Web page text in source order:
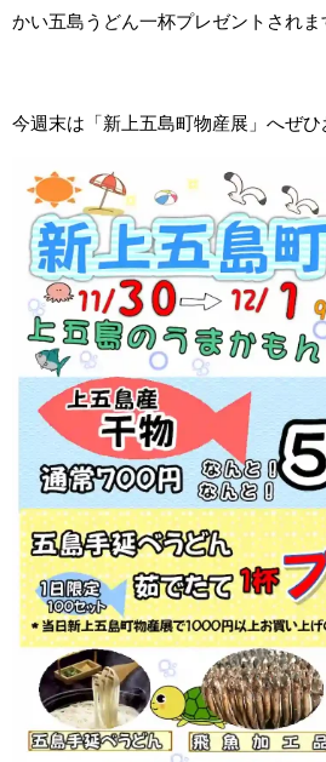
かい五島うどん一杯プレゼントされま
今週末は「新上五島町物産展」へぜひ